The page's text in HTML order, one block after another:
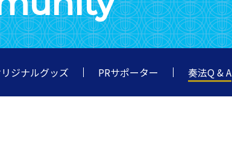
ジナルグッズ PRサポーター 奏法Q & A